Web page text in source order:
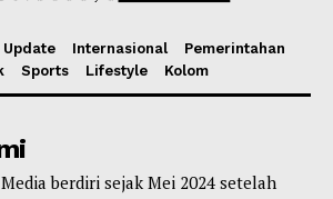
Update Internasional
Pemerintahan
Sports Lifestyle Kolom
berdiri sejak Mei 2024 setelah